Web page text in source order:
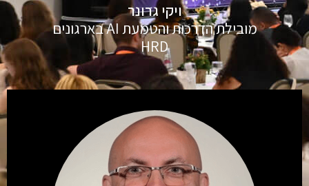
ויקי גרונר
מובילת הדרכות והטמעת AI בארגונים
HRD